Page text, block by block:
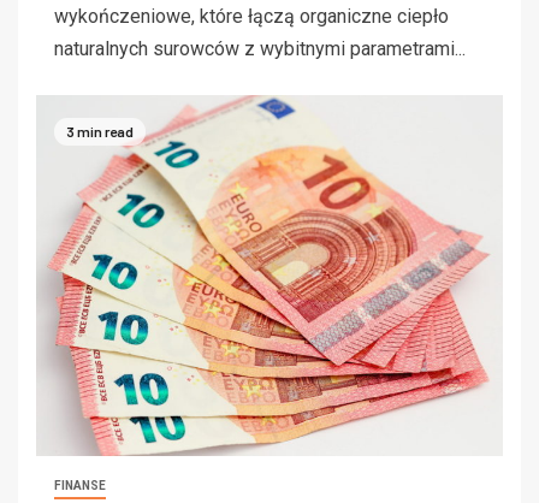
wykończeniowe, które łączą organiczne ciepło
naturalnych surowców z wybitnymi parametrami...
3 min read
FINANSE